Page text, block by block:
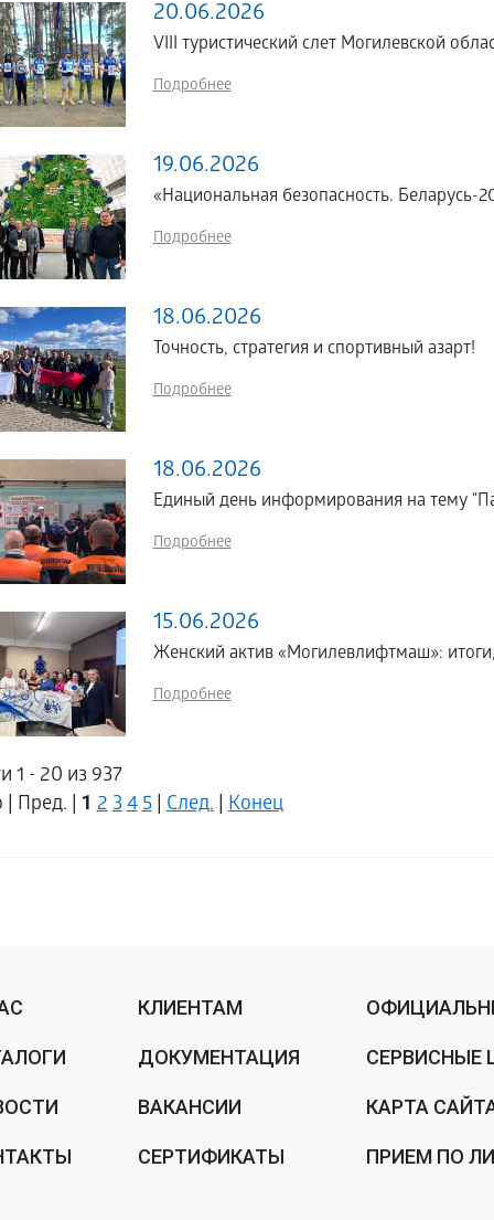
20.06.2026
VIII туристический слет Могилевской
Подробнее
19.06.2026
«Национальная безопасность. Беларусь-
Подробнее
18.06.2026
Точность, стратегия и спортивный азарт!
Подробнее
18.06.2026
Единый день информирования на тему
Подробнее
15.06.2026
Женский актив «Могилевлифтмаш»:
Подробнее
1 - 20 из 937
Пред. | 1 2345|След.|Конец
КЛИЕНТАМ
ДОКУМЕНТАЦИЯ
ВАКАНСИИ
СЕРТИФИКАТЫ
СЕРВИСНЫЕ
КАРТА
ПРИЕМ ПО